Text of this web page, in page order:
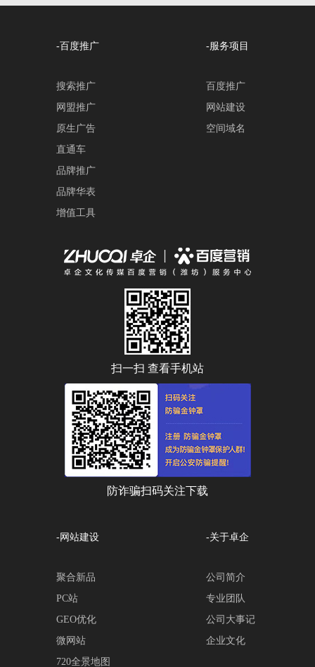
-百度推广
搜索推广
网盟推广
原生广告
直通车
品牌推广
品牌华表
增值工具
-服务项目
百度推广
网站建设
空间域名
扫一扫 查看手机站
防诈骗扫码关注下载
-网站建设
聚合新品
PC站
GEO优化
微网站
720全景地图
-关于卓企
公司简介
专业团队
公司大事记
企业文化